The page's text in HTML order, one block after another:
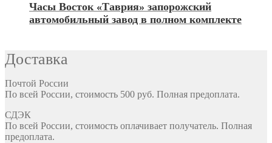
Часы Восток «Таврия» запорожский
автомобильный завод в полном комплекте
Доставка
Почтой России
По всей России, стоимость 500 руб. Полная предоплата.
СДЭК
По всей России, стоимость оплачивает получатель. Полная
предоплата.